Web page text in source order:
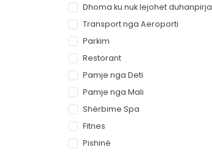
Dhoma ku nuk lejohet duhanpirja
Transport nga Aeroporti
Parkim
Restorant
Pamje nga Deti
Pamje nga Mali
Shërbime Spa
Fitnes
Pishinë